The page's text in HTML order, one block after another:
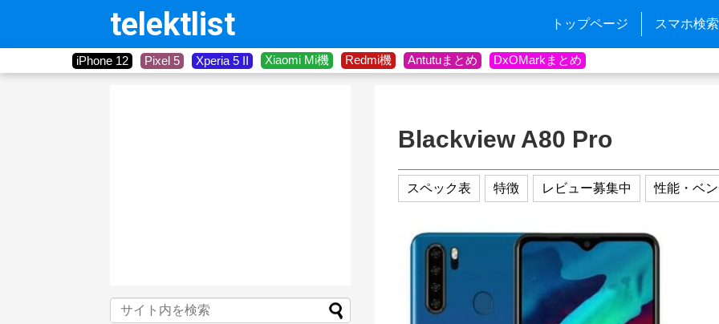
telektlist トップページ スマホ検索
iPhone 12 Pixel 5 Xperia 5 II Xiaomi Mi機 Redmi機 Antutuまとめ DxOMarkまとめ
Blackview A80 Pro
スペック表 特徴 レビュー募集中 性能・ベ